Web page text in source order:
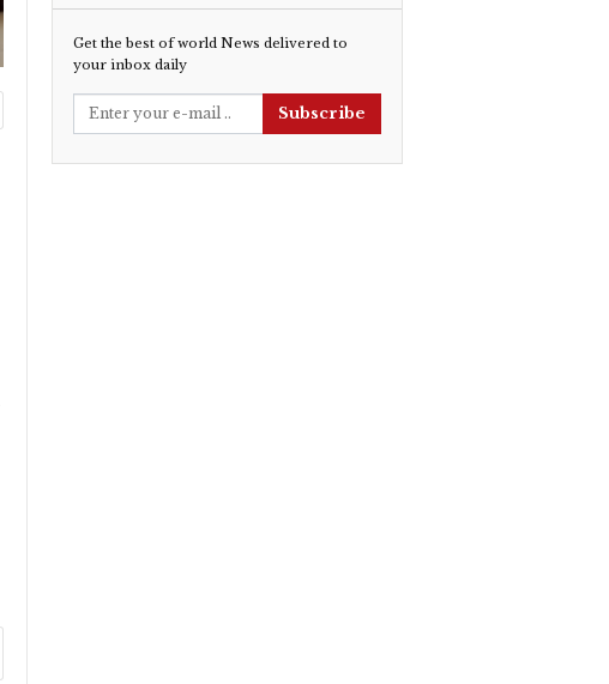
Get the best of world News delivered to
your inbox daily
Subscribe